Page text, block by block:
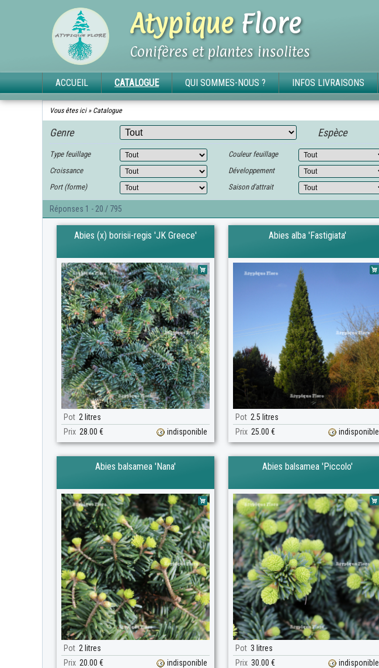
AtypiqueFlore
Conifères et plantes insolites
ACCUEIL CATALOGUE QUI SOMMES-NOUS ? INFOS LIVRAISONS
Vous êtes ici » Catalogue
Genre Espèce
Type feuillage Couleur feuillage
Croissance
Développement
Port (forme)
Saison d'attrait
Réponses 1 - 20 / 795
Abies (x) borisii-regis 'JK Greece'
Pot 2 litres
Prix 28.00 € indisponible
Abies alba 'Fastigiata'
Pot 2.5 litres
Prix 25.00 € indisponible
Abies balsamea 'Nana'
Pot 2 litres
Prix 20.00 € indisponible
Abies balsamea 'Piccolo'
Pot 3 litres
Prix 30.00 € indisponible